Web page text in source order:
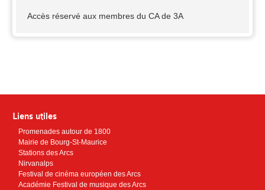
Accès réservé aux membres du CA de 3A
Liens utiles
Promenades autour de 1800
Mairie de Bourg-St-Maurice
Stations des Arcs
Nirvanalps
Festival de cinéma européen des Arcs
Académie Festival de musique des Arcs